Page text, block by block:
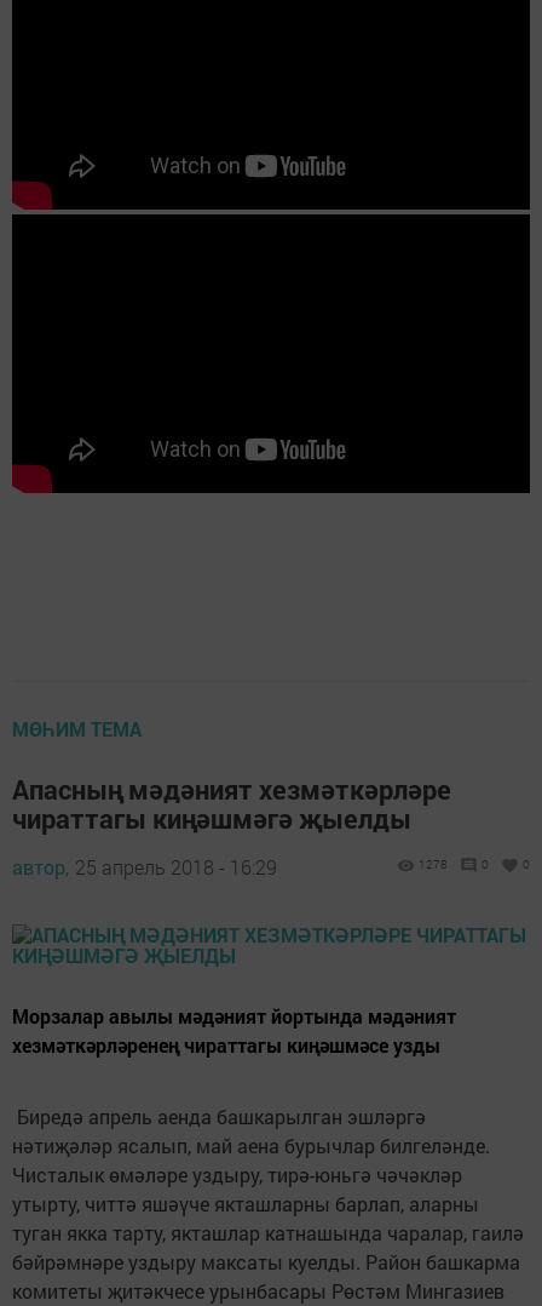
МӨҺИМ ТЕМА
Апасның мәдәният хезмәткәрләре
чираттагы киңәшмәгә җыелды
автор, 25 апрель 2018 - 16:29 1278 0 0
Морзалар авылы мәдәният йортында мәдәният
хезмәткәрләренең чираттагы киңәшмәсе узды
Биредә апрель аенда башкарылган эшләргә
нәтиҗәләр ясалып, май аена бурычлар билгеләнде.
Чисталык өмәләре уздыру, тирә-юньгә чәчәкләр
утырту, читтә яшәүче якташларны барлап, аларны
туган якка тарту, якташлар катнашында чаралар, гаилә
бәйрәмнәре уздыру максаты куелды. Район башкарма
комитеты җитәкчесе урынбасары Рөстәм Мингазиев